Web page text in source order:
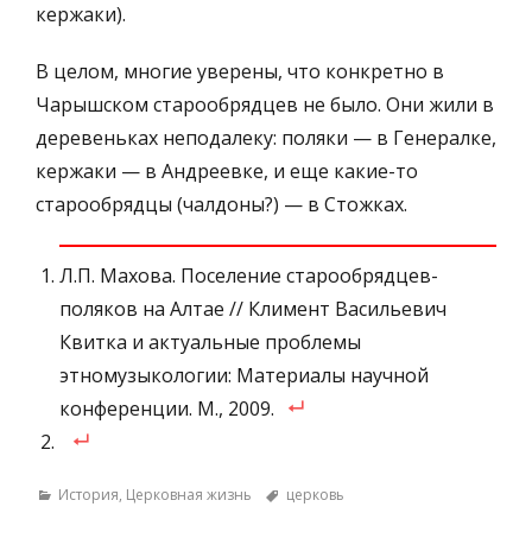
кержаки).
В целом, многие уверены, что конкретно в
Чарышском старообрядцев не было. Они жили в
деревеньках неподалеку: поляки — в Генералке,
кержаки — в Андреевке, и еще какие-то
старообрядцы (чалдоны?) — в Стожках.
Л.П. Махова. Поселение старообрядцев-
поляков на Алтае // Климент Васильевич
Квитка и актуальные проблемы
этномузыкологии: Материалы научной
конференции. М., 2009.
Categories
История, Церковная жизнь Tagsцерковь